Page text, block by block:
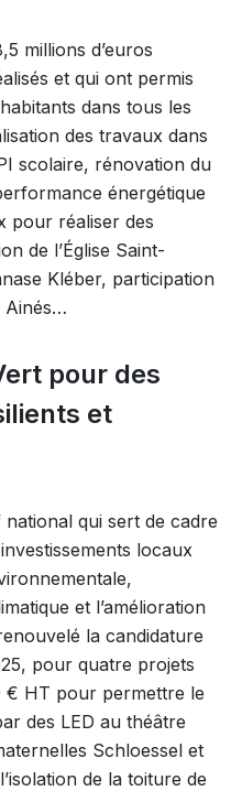
millions d’euros
et qui ont permis
dans tous les
des travaux dans
scolaire, rénovation du
énergétique
pour réaliser des
de l’Église Saint-
Kléber, participation
Ainés…
pour des
et
qui sert de cadre
locaux
et l’amélioration
la candidature
pour quatre projets
€ HT pour permettre le
des LED au théâtre
Schloessel et
de la toiture de